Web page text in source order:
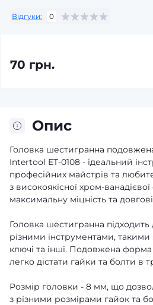
Відгуки: 0
70 грн.
Опис
Головка шестигранна
Intertool ET-0108 - ідеальний
професійних майстрів та
з високоякісної хром-
максимальну міцність та
Головка шестигранна
різними інструментами, такими
ключі та інші. Подовжена
легко дістати гайки та болти в
Розмір головки - 8 мм, що
з різними розмірами гайок та